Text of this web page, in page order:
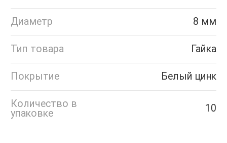
Диаметр 8 мм
Тип товара Гайка
Покрытие Белый цинк
Количество в
упаковке
10